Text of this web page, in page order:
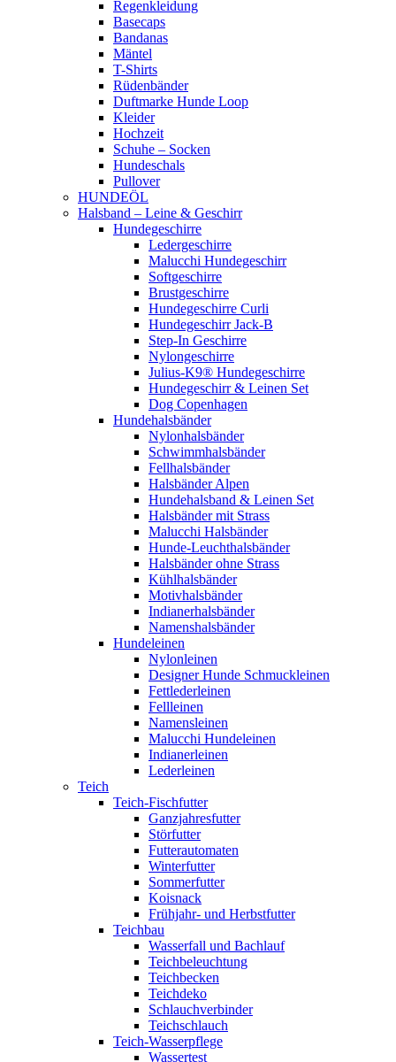
Regenkleidung
Basecaps
Bandanas
Mäntel
T-Shirts
Rüdenbänder
Duftmarke Hunde Loop
Kleider
Hochzeit
Schuhe – Socken
Hundeschals
Pullover
HUNDEÖL
Halsband – Leine & Geschirr
Hundegeschirre
Ledergeschirre
Malucchi Hundegeschirr
Softgeschirre
Brustgeschirre
Hundegeschirre Curli
Hundegeschirr Jack-B
Step-In Geschirre
Nylongeschirre
Julius-K9® Hundegeschirre
Hundegeschirr & Leinen Set
Dog Copenhagen
Hundehalsbänder
Nylonhalsbänder
Schwimmhalsbänder
Fellhalsbänder
Halsbänder Alpen
Hundehalsband & Leinen Set
Halsbänder mit Strass
Malucchi Halsbänder
Hunde-Leuchthalsbänder
Halsbänder ohne Strass
Kühlhalsbänder
Motivhalsbänder
Indianerhalsbänder
Namenshalsbänder
Hundeleinen
Nylonleinen
Designer Hunde Schmuckleinen
Fettlederleinen
Fellleinen
Namensleinen
Malucchi Hundeleinen
Indianerleinen
Lederleinen
Teich
Teich-Fischfutter
Ganzjahresfutter
Störfutter
Futterautomaten
Winterfutter
Sommerfutter
Koisnack
Frühjahr- und Herbstfutter
Teichbau
Wasserfall und Bachlauf
Teichbeleuchtung
Teichbecken
Teichdeko
Schlauchverbinder
Teichschlauch
Teich-Wasserpflege
Wassertest